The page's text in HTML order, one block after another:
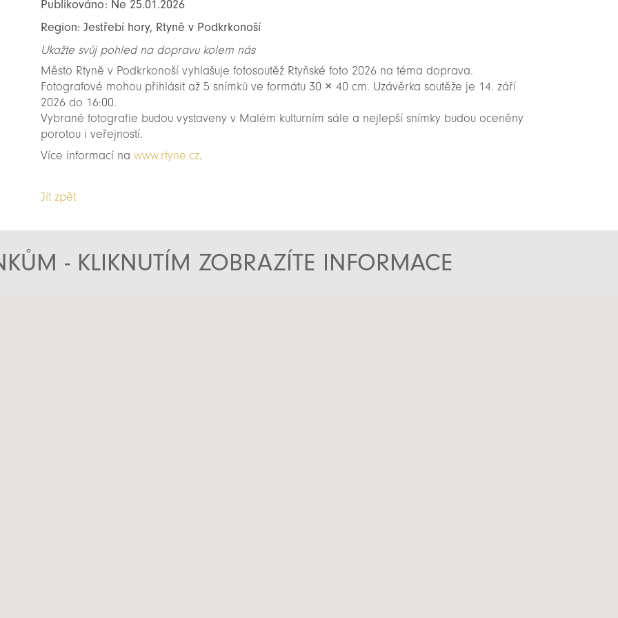
Publikováno: Ne 25.01.2026
Region: Jestřebí hory, Rtyně v Podkrkonoší
Ukažte svůj pohled na dopravu kolem nás
Město Rtyně v Podkrkonoší vyhlašuje fotosoutěž Rtyňské foto 2026 na téma doprava.
Fotografové mohou přihlásit až 5 snímků ve formátu 30 × 40 cm. Uzávěrka soutěže je 14. září
2026 do 16:00.
Vybrané fotografie budou vystaveny v Malém kulturním sále a nejlepší snímky budou oceněny
porotou i veřejností.
Více informací nawww.rtyne.cz.
Jít zpět
- KLIKNUTÍM ZOBRAZÍTE INFORMACE